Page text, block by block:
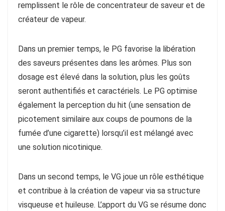
remplissent le rôle de concentrateur de saveur et de
créateur de vapeur.
Dans un premier temps, le PG favorise la libération
des saveurs présentes dans les arômes. Plus son
dosage est élevé dans la solution, plus les goûts
seront authentifiés et caractériels. Le PG optimise
également la perception du hit (une sensation de
picotement similaire aux coups de poumons de la
fumée d’une cigarette) lorsqu’il est mélangé avec
une solution nicotinique.
Dans un second temps, le VG joue un rôle esthétique
et contribue à la création de vapeur via sa structure
visqueuse et huileuse. L’apport du VG se résume donc